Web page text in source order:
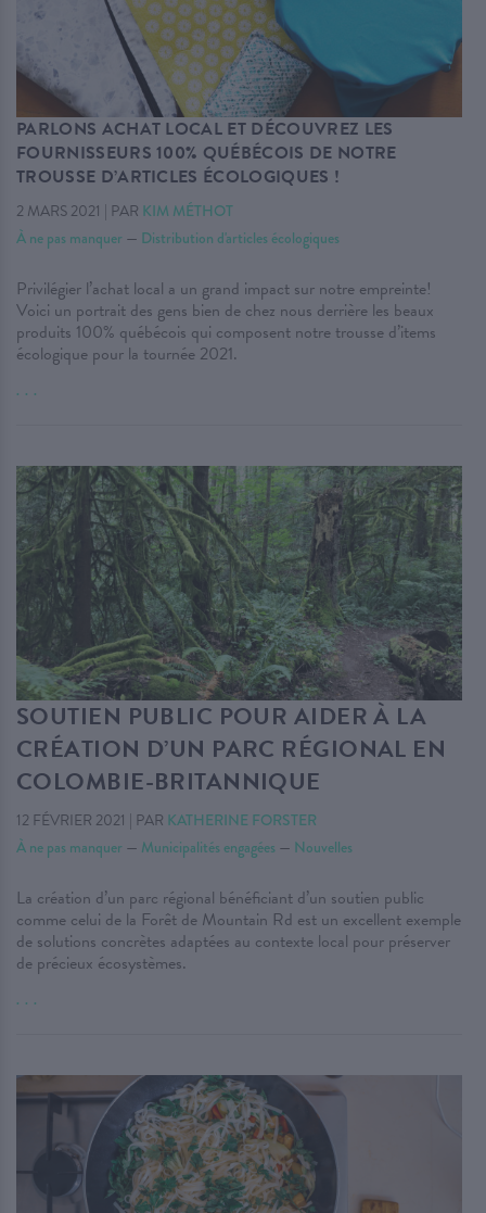
PARLONS ACHAT LOCAL ET DÉCOUVREZ LES
FOURNISSEURS 100% QUÉBÉCOIS DE NOTRE
TROUSSE D’ARTICLES ÉCOLOGIQUES !
2 MARS 2021 | PAR KIM MÉTHOT
À ne pas manquer — Distribution d'articles écologiques
Privilégier l’achat local a un grand impact sur notre empreinte!
Voici un portrait des gens bien de chez nous derrière les beaux
produits 100% québécois qui composent notre trousse d’items
écologique pour la tournée 2021.
. . .
SOUTIEN PUBLIC POUR AIDER À LA
CRÉATION D’UN PARC RÉGIONAL EN
COLOMBIE-BRITANNIQUE
12 FÉVRIER 2021 | PAR KATHERINE FORSTER
À ne pas manquer — Municipalités engagées — Nouvelles
La création d’un parc régional bénéficiant d’un soutien public
comme celui de la Forêt de Mountain Rd est un excellent exemple
de solutions concrètes adaptées au contexte local pour préserver
de précieux écosystèmes.
. . .